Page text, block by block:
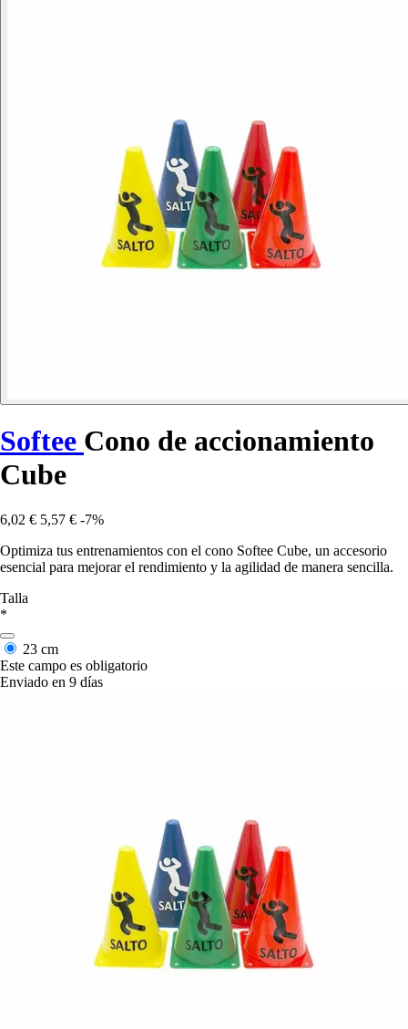
Softee Cono de accionamiento
Cube
6,02 € 5,57 € -7%
Optimiza tus entrenamientos con el cono Softee Cube, un accesorio
esencial para mejorar el rendimiento y la agilidad de manera sencilla.
Talla
*
23 cm
Este campo es obligatorio
Enviado en 9 días